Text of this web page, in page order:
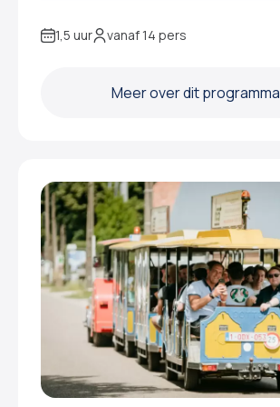
1,5 uur vanaf 14 pers
Meer over dit programma